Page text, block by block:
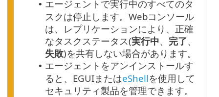
• エージェントで実行中のすべてのタ
スクは停止します。Webコンソール
は、レプリケーションにより、正確
なタスクステータス(実行中、 完了、
失敗)を共有しない場合があります。
• エージェントをアンインストールす
ると、EGUIまたはeShellを使用して
セキュリティ製品を管理できます。